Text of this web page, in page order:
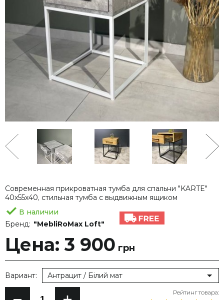
Современная прикроватная тумба для спальни "KARTE"
40х55х40, стильная тумба с выдвижным ящиком
В наличии
Бренд: "MebliRoMax Loft"
Цена: 3 900 грн
Вариант: Антрацит / Білий мат
Рейтинг товара: